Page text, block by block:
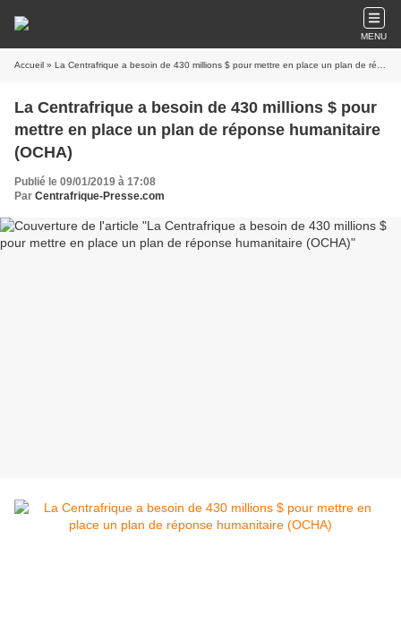
MENU
Accueil » La Centrafrique a besoin de 430 millions $ pour mettre en place un plan de réponse humanitaire (OCHA)
La Centrafrique a besoin de 430 millions $ pour
mettre en place un plan de réponse humanitaire
(OCHA)
Publié le 09/01/2019 à 17:08
Par Centrafrique-Presse.com